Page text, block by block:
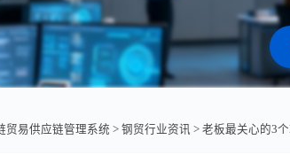
贸易供应链管理系统 > 钢贸行业资讯 > 老板最关心的3